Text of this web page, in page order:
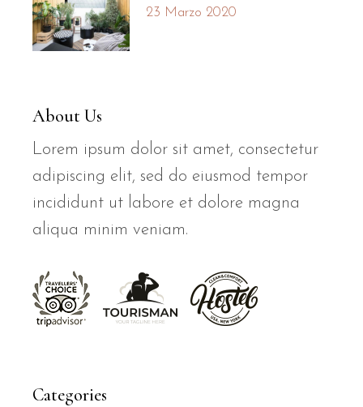
23 Marzo 2020
About Us
Lorem ipsum dolor sit amet, consectetur
adipiscing elit, sed do eiusmod tempor
incididunt ut labore et dolore magna
aliqua minim veniam.
Categories